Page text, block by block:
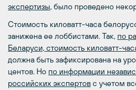
экспертизы, было проведено
Стоимость киловатт-часа
занижена ее лоббистами. Так, по
Беларуси, стоимость киловатт-
должна быть зафиксирована на
центов. Но по информации
российских экспертов с учетом